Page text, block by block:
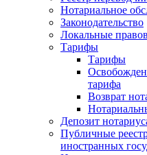
Нотариальное
Законодательство
Локальные
Тарифы
Тарифы
тарифа
Возврат
Депозит
Публичные
иностранных